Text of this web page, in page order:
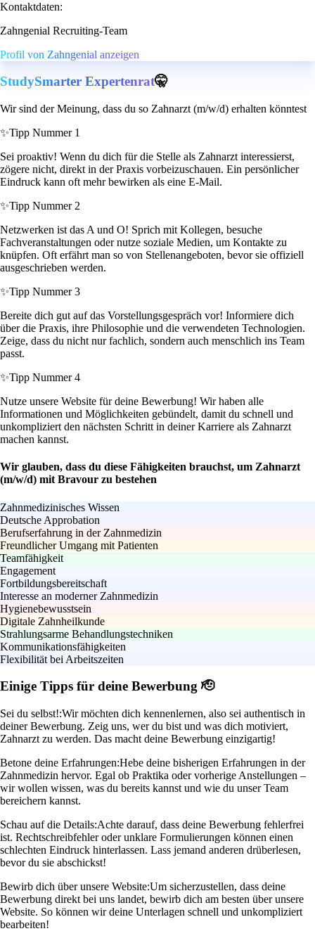
Kontaktdaten:
Zahngenial Recruiting-Team
Profil von Zahngenial anzeigen
StudySmarter Expertenrat🤫
Wir sind der Meinung, dass du so Zahnarzt (m/w/d) erhalten könntest
✨Tipp Nummer 1
Sei proaktiv! Wenn du dich für die Stelle als Zahnarzt interessierst,
zögere nicht, direkt in der Praxis vorbeizuschauen. Ein persönlicher
Eindruck kann oft mehr bewirken als eine E-Mail.
✨Tipp Nummer 2
Netzwerken ist das A und O! Sprich mit Kollegen, besuche
Fachveranstaltungen oder nutze soziale Medien, um Kontakte zu
knüpfen. Oft erfährt man so von Stellenangeboten, bevor sie offiziell
ausgeschrieben werden.
✨Tipp Nummer 3
Bereite dich gut auf das Vorstellungsgespräch vor! Informiere dich
über die Praxis, ihre Philosophie und die verwendeten Technologien.
Zeige, dass du nicht nur fachlich, sondern auch menschlich ins Team
passt.
✨Tipp Nummer 4
Nutze unsere Website für deine Bewerbung! Wir haben alle
Informationen und Möglichkeiten gebündelt, damit du schnell und
unkompliziert den nächsten Schritt in deiner Karriere als Zahnarzt
machen kannst.
Wir glauben, dass du diese Fähigkeiten brauchst, um Zahnarzt
(m/w/d) mit Bravour zu bestehen
Zahnmedizinisches Wissen
Deutsche Approbation
Berufserfahrung in der Zahnmedizin
Freundlicher Umgang mit Patienten
Teamfähigkeit
Engagement
Fortbildungsbereitschaft
Interesse an moderner Zahnmedizin
Hygienebewusstsein
Digitale Zahnheilkunde
Strahlungsarme Behandlungstechniken
Kommunikationsfähigkeiten
Flexibilität bei Arbeitszeiten
Einige Tipps für deine Bewerbung 🫡
Sei du selbst!:Wir möchten dich kennenlernen, also sei authentisch in
deiner Bewerbung. Zeig uns, wer du bist und was dich motiviert,
Zahnarzt zu werden. Das macht deine Bewerbung einzigartig!
Betone deine Erfahrungen:Hebe deine bisherigen Erfahrungen in der
Zahnmedizin hervor. Egal ob Praktika oder vorherige Anstellungen –
wir wollen wissen, was du bereits kannst und wie du unser Team
bereichern kannst.
Schau auf die Details:Achte darauf, dass deine Bewerbung fehlerfrei
ist. Rechtschreibfehler oder unklare Formulierungen können einen
schlechten Eindruck hinterlassen. Lass jemand anderen drüberlesen,
bevor du sie abschickst!
Bewirb dich über unsere Website:Um sicherzustellen, dass deine
Bewerbung direkt bei uns landet, bewirb dich am besten über unsere
Website. So können wir deine Unterlagen schnell und unkompliziert
bearbeiten!